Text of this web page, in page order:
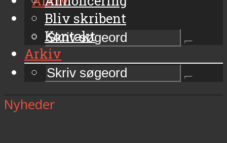
Bliv skribent
Kontakt
Arkiv
Nyheder